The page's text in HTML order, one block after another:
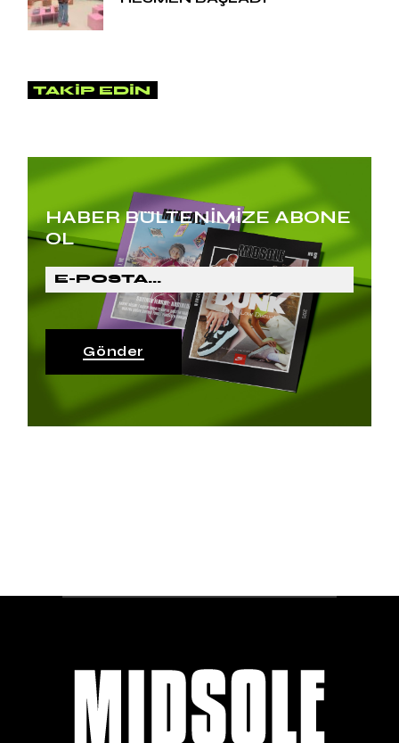
TAKIP EDIN
HABER BÜLTENİMİZE ABONE
OL
Gönder